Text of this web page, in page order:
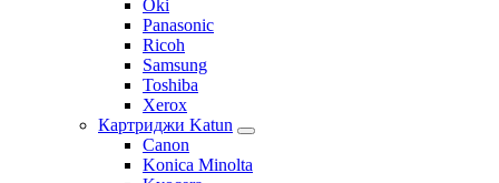
Oki
Panasonic
Ricoh
Samsung
Toshiba
Xerox
Картриджи Katun
Canon
Konica Minolta